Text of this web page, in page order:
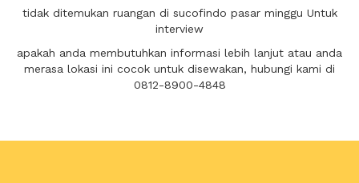
tidak ditemukan ruangan di sucofindo pasar minggu Untuk
interview
apakah anda membutuhkan informasi lebih lanjut atau anda
merasa lokasi ini cocok untuk disewakan, hubungi kami di
0812-8900-4848